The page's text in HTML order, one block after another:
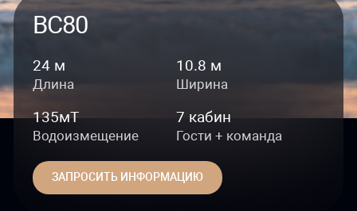
BC80
24 м
Длина
10.8 м
Ширина
135мT
Водоизмещение
7 кабин
Гости + команда
ЗАПРОСИТЬ ИНФОРМАЦИЮ